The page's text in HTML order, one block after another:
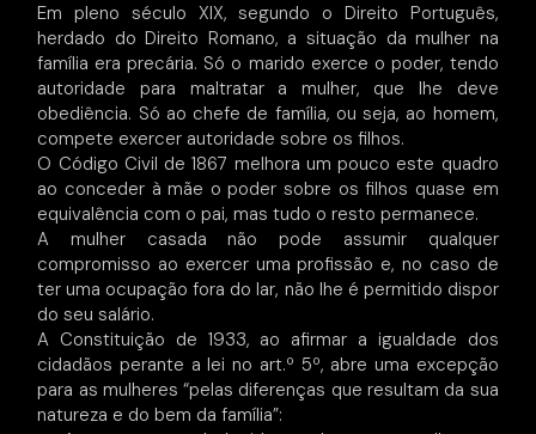
Em pleno século XIX, segundo o Direito Português,
herdado do Direito Romano, a situação da mulher na
família era precária. Só o marido exerce o poder, tendo
autoridade para maltratar a mulher, que lhe deve
obediência. Só ao chefe de família, ou seja, ao homem,
compete exercer autoridade sobre os filhos.
O Código Civil de 1867 melhora um pouco este quadro
ao conceder à mãe o poder sobre os filhos quase em
equivalência com o pai, mas tudo o resto permanece.
A mulher casada não pode assumir qualquer
compromisso ao exercer uma profissão e, no caso de
ter uma ocupação fora do lar, não lhe é permitido dispor
do seu salário.
A Constituição de 1933, ao afirmar a igualdade dos
cidadãos perante a lei no art.º 5º, abre uma excepção
para as mulheres “pelas diferenças que resultam da sua
natureza e do bem da família”: